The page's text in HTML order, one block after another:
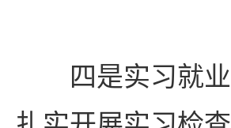
四是实习就